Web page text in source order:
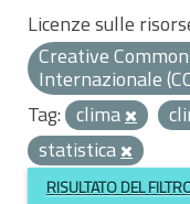
Licenze sulle
Creative
Internazionale
Tag: clima
statistica
RISULTATO DEL